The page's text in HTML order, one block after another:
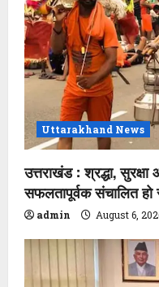
Uttarakhand News
उत्तराखंड : श्रद्धा,
सफलतापूर्वक संचालित हो
admin August 6,